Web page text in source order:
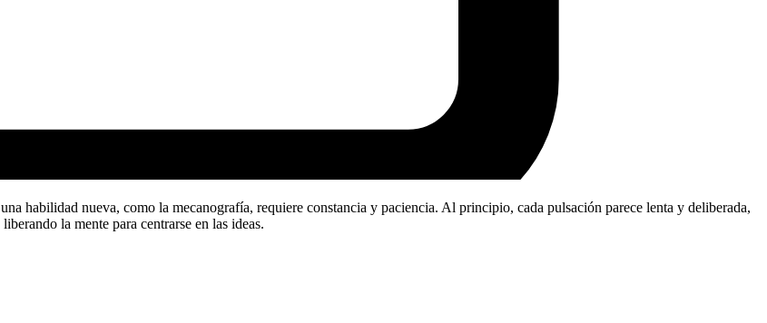
una habilidad nueva, como la mecanografía, requiere constancia y paciencia. Al principio, cada pulsación parece lenta y deliberada,
liberando la mente para centrarse en las ideas.